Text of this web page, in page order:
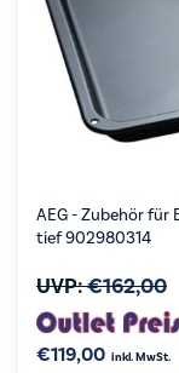
AEG - Zubehör für
tief 902980314
UVP:€162,00
€119,00 inkl. MwSt.